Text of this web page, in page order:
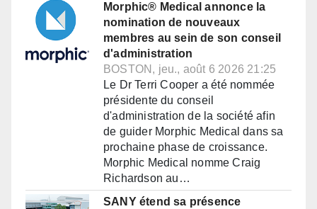
Morphic® Medical annonce la
nomination de nouveaux
membres au sein de son conseil
d'administration
BOSTON, jeu., août 6 2026 21:25
Le Dr Terri Cooper a été nommée
présidente du conseil
d'administration de la société afin
de guider Morphic Medical dans sa
prochaine phase de croissance.
Morphic Medical nomme Craig
Richardson au…
SANY étend sa présence